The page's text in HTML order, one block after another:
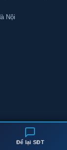
Để lại SĐT
Nội
Rights Reserved.